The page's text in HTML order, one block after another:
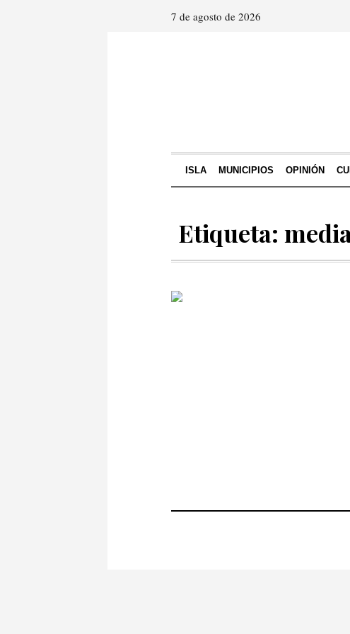
7 de agosto de 2026
ISLA MUNICIPIOS OPINIÓN
Etiqueta: